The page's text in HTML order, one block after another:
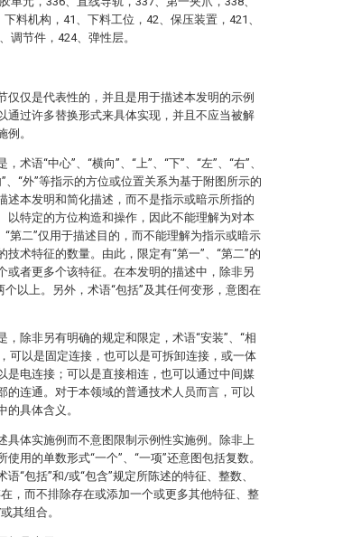
料机构，41、下料工位，42、保压装置，421、
调节件，424、弹性层。
仅仅是代表性的，并且是用于描述本发明的示例
通过许多替换形式来具体实现，并且不应当被解
。
术语“中心”、“横向”、“上”、“下”、“左”、“右”、
”、“外”等指示的方位或位置关系为基于附图所示的
述本发明和简化描述，而不是指示或暗示所指的
以特定的方位构造和操作，因此不能理解为对本
“第二”仅用于描述目的，而不能理解为指示或暗示
术特征的数量。由此，限定有“第一”、“第二”的
或者更多个该特征。在本发明的描述中，除非另
个以上。另外，术语“包括”及其任何变形，意图在
除非另有明确的规定和限定，术语“安装”、“相
可以是固定连接，也可以是可拆卸连接，或一体
是电连接；可以是直接相连，也可以通过中间媒
的连通。对于本领域的普通技术人员而言，可以
具体含义。
具体实施例而不意图限制示例性实施例。除非上
用的单数形式“一个”、“一项”还意图包括复数。
“包括”和/或“包含”规定所陈述的特征、整数、
，而不排除存在或添加一个或更多其他特征、整
其组合。